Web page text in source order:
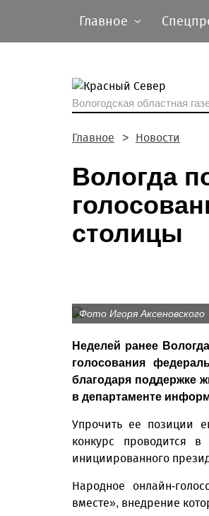
Главное
Вологодская областная
Главное Новости
Вологда
столицы
Фото Игоря Аксеновского
Неделей ранее
голосования
благодаря поддержке
в департаменте
Упрочить ее позиции
конкурс проводится в
инициированного
Народное онлайн-
вместе», внедрение